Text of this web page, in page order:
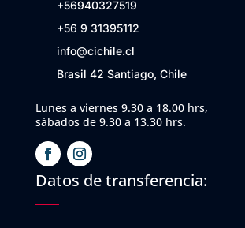
+56940327519
+56 9 31395112
info@cichile.cl
Brasil 42 Santiago, Chile
Lunes a viernes 9.30 a 18.00 hrs,
sábados de 9.30 a 13.30 hrs.
Datos de transferencia: